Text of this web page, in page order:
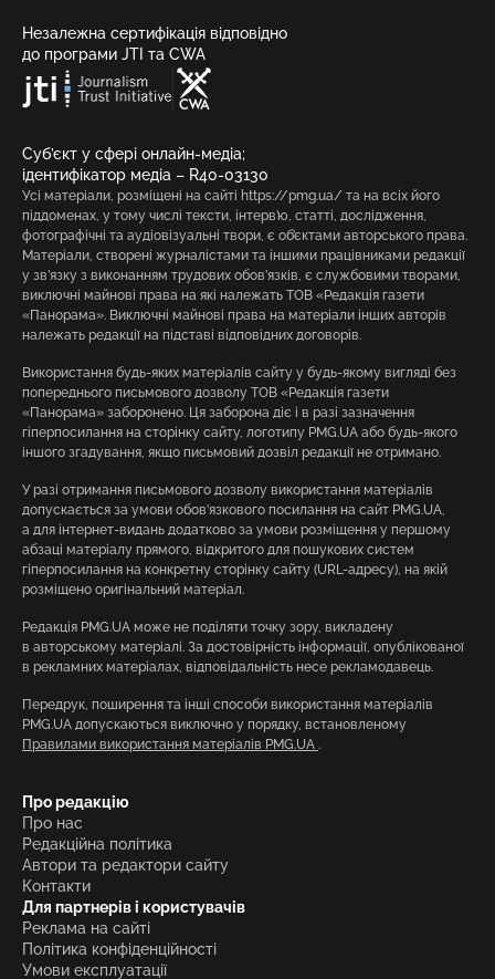
Незалежна сертифікація відповідно
до програми JTI та CWA
Суб’єкт у сфері онлайн-медіа;
ідентифікатор медіа – R40-03130
Усі матеріали, розміщені на сайті https://pmg.ua/ та на всіх його
піддоменах, у тому числі тексти, інтерв’ю, статті, дослідження,
фотографічні та аудіовізуальні твори, є об’єктами авторського права.
Матеріали, створені журналістами та іншими працівниками редакції
у зв’язку з виконанням трудових обов’язків, є службовими творами,
виключні майнові права на які належать ТОВ «Редакція газети
«Панорама». Виключні майнові права на матеріали інших авторів
належать редакції на підставі відповідних договорів.
Використання будь-яких матеріалів сайту у будь-якому вигляді без
попереднього письмового дозволу ТОВ «Редакція газети
«Панорама» заборонено. Ця заборона діє і в разі зазначення
гіперпосилання на сторінку сайту, логотипу PMG.UA або будь-якого
іншого згадування, якщо письмовий дозвіл редакції не отримано.
У разі отримання письмового дозволу використання матеріалів
допускається за умови обов’язкового посилання на сайт PMG.UA,
а для інтернет-видань додатково за умови розміщення у першому
абзаці матеріалу прямого, відкритого для пошукових систем
гіперпосилання на конкретну сторінку сайту (URL-адресу), на якій
розміщено оригінальний матеріал.
Редакція PMG.UA може не поділяти точку зору, викладену
в авторському матеріалі. За достовірність інформації, опублікованої
в рекламних матеріалах, відповідальність несе рекламодавець.
Передрук, поширення та інші способи використання матеріалів
PMG.UA допускаються виключно у порядку, встановленому
Правилами використання матеріалів PMG.UA .
Про редакцію
Про нас
Редакційна політика
Автори та редактори сайту
Контакти
Для партнерів і користувачів
Реклама на сайті
Політика конфіденційності
Умови експлуатації